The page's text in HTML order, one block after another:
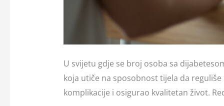
U svijetu gdje se broj osoba sa
koja utiče na sposobnost tijela da
komplikacije i osigurao kvalitetan život.